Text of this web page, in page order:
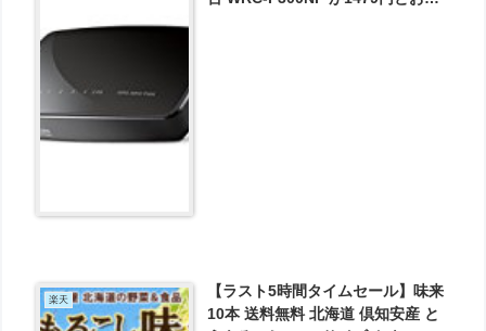
楽天
【ラスト5時間タイムセール】味来
10本 送料無料 北海道 倶知安産 と